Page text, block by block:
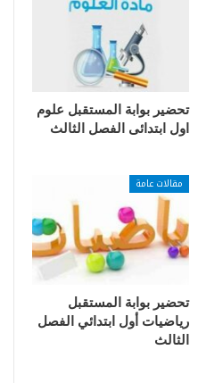
تحضير بوابة المستقبل علوم
اول ابتدائى الفصل الثالث
مقالات عامة
تحضير بوابة المستقبل
رياضيات أول ابتدائي الفصل
الثالث